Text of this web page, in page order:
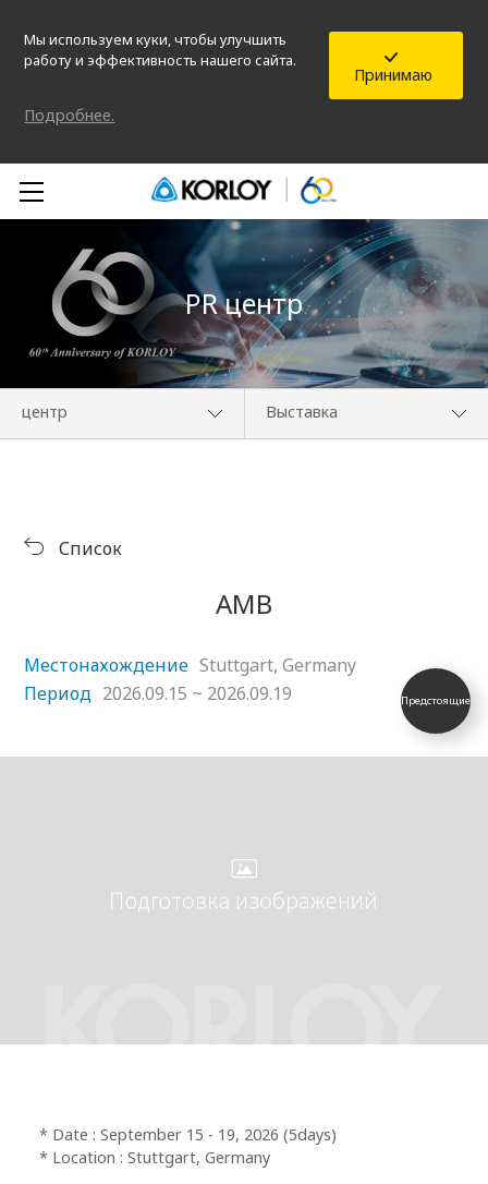
Мы используем куки, чтобы улучшить
работу и эффективность нашего сайта.
Принимаю
Подробнее.
PR центр
центр
Скачать
Выставка
Музей KORLOY
Список
Предстоящие
AMB
Местонахождение Stuttgart, Germany
Период 2026.09.15 ~ 2026.09.19
* Date : September 15 - 19, 2026 (5days)
* Location : Stuttgart, Germany